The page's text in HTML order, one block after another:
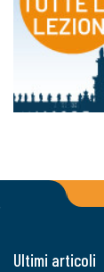
Ultimi articoli